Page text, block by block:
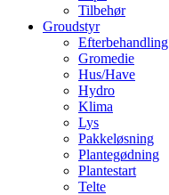
Tilbehør
Groudstyr
Efterbehandling
Gromedie
Hus/Have
Hydro
Klima
Lys
Pakkeløsning
Plantegødning
Plantestart
Telte